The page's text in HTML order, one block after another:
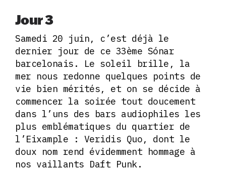
Jour 3
Samedi 20 juin, c’est déjà le
dernier jour de ce 33ème Sónar
barcelonais. Le soleil brille, la
mer nous redonne quelques points de
vie bien mérités, et on se décide à
commencer la soirée tout doucement
dans l’uns des bars audiophiles les
plus emblématiques du quartier de
l’Eixample : Veridis Quo, dont le
doux nom rend évidemment hommage à
nos vaillants Daft Punk.